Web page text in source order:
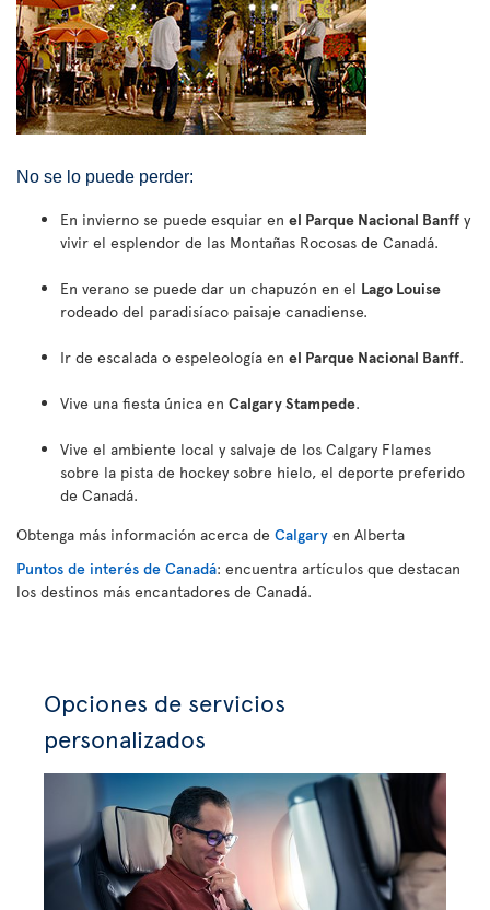
No se lo puede perder:
En invierno se puede esquiar en el Parque Nacional Banff y
vivir el esplendor de las Montañas Rocosas de Canadá.
En verano se puede dar un chapuzón en el Lago Louise
rodeado del paradisíaco paisaje canadiense.
Ir de escalada o espeleología en el Parque Nacional Banff.
Vive una fiesta única en Calgary Stampede.
Vive el ambiente local y salvaje de los Calgary Flames
sobre la pista de hockey sobre hielo, el deporte preferido
de Canadá.
Obtenga más información acerca de Calgary en Alberta
Puntos de interés de Canadá: encuentra artículos que destacan
los destinos más encantadores de Canadá.
Opciones de servicios
personalizados